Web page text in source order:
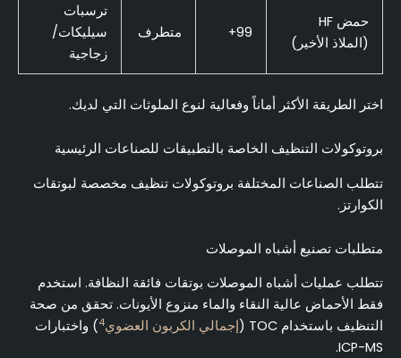
حمض HF
(الملاذ الأخير)
99+ متطرف
ترسبات
سيليكات/
زجاجية
اختر الطريقة الأكثر أماناً وفعالية لنوع الملوثات التي لديك.
بروتوكولات التنظيف الخاصة بالتطبيقات للصناعات الرئيسية
تتطلب الصناعات المختلفة بروتوكولات تنظيف مخصصة لبوتقات
الكوارتز.
متطلبات تصنيع أشباه الموصلات
تتطلب عمليات أشباه الموصلات بوتقات فائقة النظافة. استخدم
فقط الأحماض عالية النقاء والماء منزوع الأيونات. تحقق من صحة
التنظيف باستخدام TOC (
إجمالي الكربون العضوي4) واختبارات
ICP-MS.